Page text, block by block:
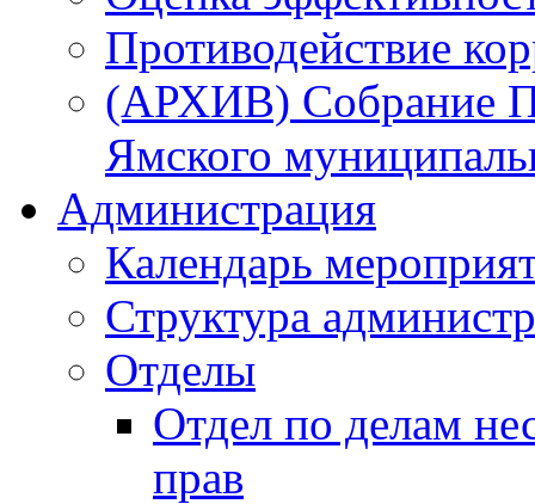
Противодействие
(АРХИВ) Собрание
Ямского
Администрация
Календарь
Структура
Отделы
Отдел по делам
прав